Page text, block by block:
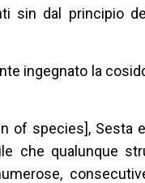
sin dal principio
ingegnato la
of species], Sesta
che qualunque